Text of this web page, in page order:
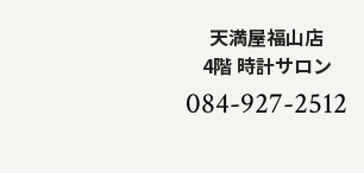
天満屋福山店
4階 時計サロン
084-927-2512